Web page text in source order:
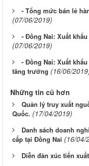
- Tổng mức bán lẻ
(07/06/2019)
- Đồng Nai: Xuất
(07/06/2019)
- Đồng Nai: Xuất
tăng trưởng (16/06/
Những tin cũ hơn
Quản lý truy xuất
Quốc. (17/04/2019)
Danh sách doanh
cấp tại Đồng Nai (16/04/
Diễn đàn xúc tiến